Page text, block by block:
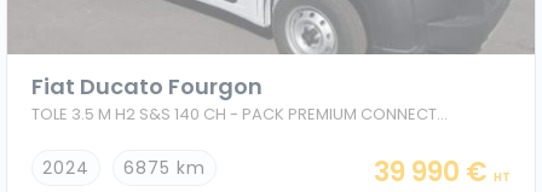
Fiat Ducato Fourgon
TOLE 3.5 M H2 S&S 140 CH - PACK PREMIUM CONNECT FRIGORIFIQUE FRCX
2024 6875 km 39 990 € HT